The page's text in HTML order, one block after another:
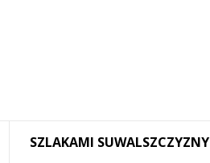
SZLAKAMI SUWALSZCZYZNY